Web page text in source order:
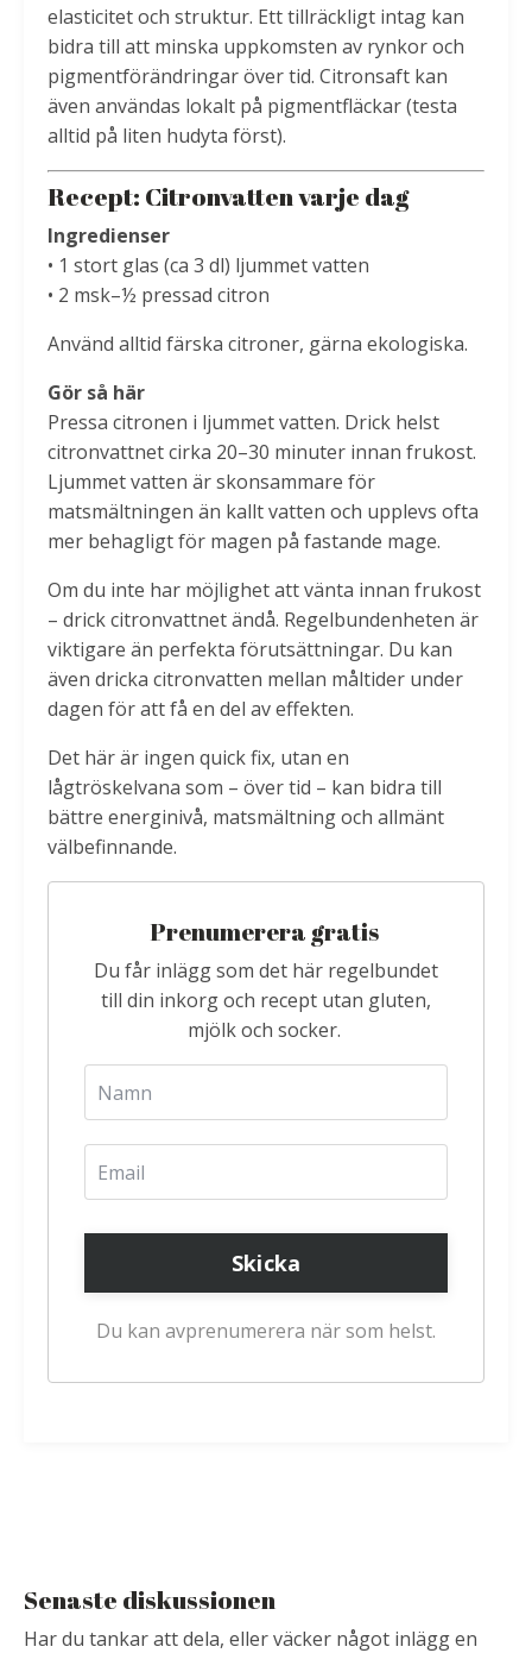
elasticitet och struktur. Ett tillräckligt intag kan
bidra till att minska uppkomsten av rynkor och
pigmentförändringar över tid. Citronsaft kan
även användas lokalt på pigmentfläckar (testa
alltid på liten hudyta först).
Recept: Citronvatten varje dag
Ingredienser
• 1 stort glas (ca 3 dl) ljummet vatten
• 2 msk–½ pressad citron
Använd alltid färska citroner, gärna ekologiska.
Gör så här
Pressa citronen i ljummet vatten. Drick helst
citronvattnet cirka 20–30 minuter innan frukost.
Ljummet vatten är skonsammare för
matsmältningen än kallt vatten och upplevs ofta
mer behagligt för magen på fastande mage.
Om du inte har möjlighet att vänta innan frukost
– drick citronvattnet ändå. Regelbundenheten är
viktigare än perfekta förutsättningar. Du kan
även dricka citronvatten mellan måltider under
dagen för att få en del av effekten.
Det här är ingen quick fix, utan en
lågtröskelvana som – över tid – kan bidra till
bättre energinivå, matsmältning och allmänt
välbefinnande.
Prenumerera gratis
Du får inlägg som det här regelbundet
till din inkorg och recept utan gluten,
mjölk och socker.
Skicka
Du kan avprenumerera när som helst.
Senaste diskussionen
Har du tankar att dela, eller väcker något inlägg en